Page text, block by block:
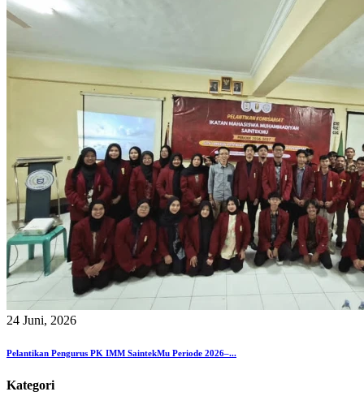
24 Juni, 2026
Pelantikan Pengurus PK IMM SaintekMu Periode 2026–...
Kategori